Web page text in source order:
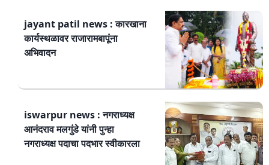
jayant patil news : कारखाना
कार्यस्थळावर राजारामबापूंना
अभिवादन
iswarpur news : नगराध्यक्ष
आनंदराव मलगुंडे यांनी पुन्हा
नगराध्यक्ष पदाचा पदभार स्वीकारला